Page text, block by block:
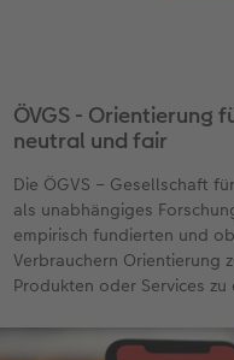
ÖVGS - Orientierung
neutral und fair
Die ÖGVS – Gesellschaft
als unabhängiges
empirisch fundierten und
Verbrauchern Orientierung
Produkten oder Services zu